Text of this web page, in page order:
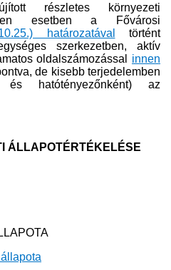
részletes környezeti
esetben a Fővárosi
határozatával​​​​
történt
szerkezetben, aktív
oldalszámozással innen
de kisebb terjedelemben
és hatótényezőnként) az
ÁLLAPOTÉRTÉKELÉSE